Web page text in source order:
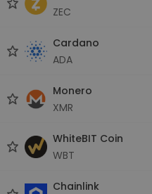
ZEC
Cardano
ADA
Monero
XMR
WhiteBIT Coin
WBT
Chainlink